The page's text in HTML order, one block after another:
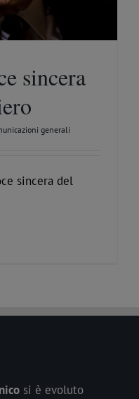
sincera
generali
sincera del
si è evoluto